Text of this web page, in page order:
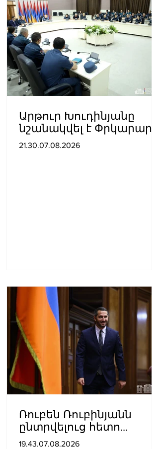
Արթուր Խուդինյանը
նշանակվել է Փրկարար
ծառայության տնօրենի
21.30.07.08.2026
Ռուբեն Ռուբինյանն
ընտրվելուց հետո
դարձել է աշխարհի
19.43.07.08.2026